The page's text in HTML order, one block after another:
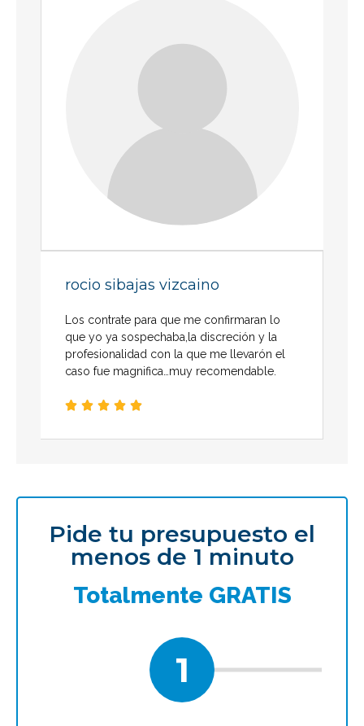
rocio sibajas vizcaino
Los contrate para que me confirmaran lo
que yo ya sospechaba,la discreción y la
profesionalidad con la que me llevarón el
caso fue magnifica…muy recomendable.
    
Pide tu presupuesto el
menos de 1 minuto
Totalmente GRATIS
1